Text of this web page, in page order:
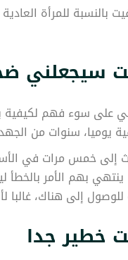
بالنسبة للمرأة
على سوء فهم لكيفية
يوميا، سنوات من
إلى خمس مرات في
بهم الأمر بالخطأ
إلى هناك،